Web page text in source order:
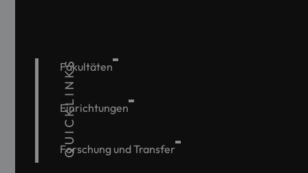
QUICKLINKS
Fakultäten
Einrichtungen
Forschung und Transfer